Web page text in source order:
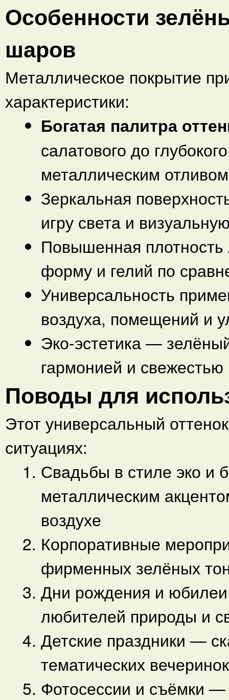
Особенности
шаров
Металлическое покрытие
характеристики:
Богатая палитра
салатового до
металлическим отливом
Зеркальная
игру света и
Повышенная
форму и гелий по
Универсальность
воздуха, помещений и
Эко-эстетика —
гармонией и свежестью
Поводы для
Этот универсальный
ситуациях:
Свадьбы в стиле эко и
металлическим
воздухе
Корпоративные
фирменных зелёных
Дни рождения и
любителей природы и
Детские праздники —
тематических
Фотосессии и съёмки